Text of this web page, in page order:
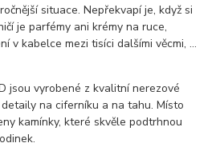
situace. Nepřekvapí je, když si
je parfémy ani krémy na ruce,
v kabelce mezi tisíci dalšími věcmi, …
jsou vyrobené z kvalitní nerezové
na ciferníku a na tahu. Místo
kamínky, které skvěle podtrhnou